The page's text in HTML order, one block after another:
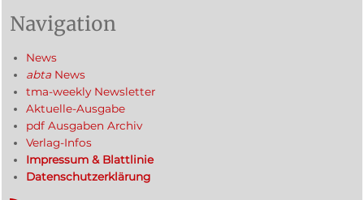
Navigation
News
abta News
tma-weekly Newsletter
Aktuelle-Ausgabe
pdf Ausgaben Archiv
Verlag-Infos
Impressum & Blattlinie
Datenschutzerklärung